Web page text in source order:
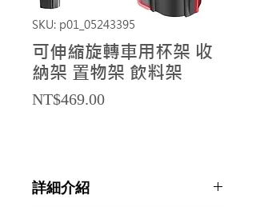
SKU: p01_05243395
可伸縮旋轉車用杯架 收
納架 置物架 飲料架
NT$469.00Price
詳細介紹